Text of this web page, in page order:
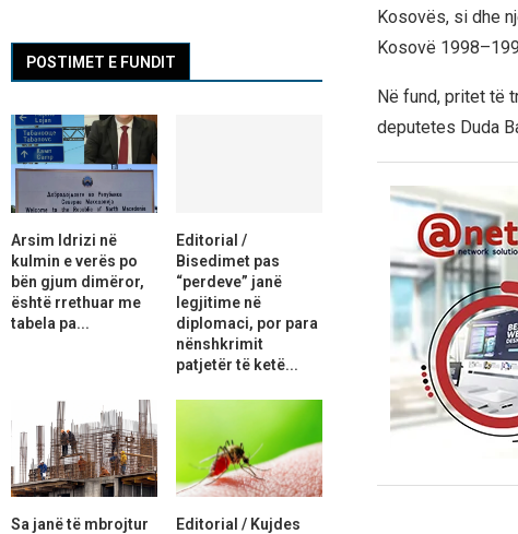
Kosovës, si dhe
Kosovë
Në fund, pritet të
deputetes Duda
POSTIMET E FUNDIT
Arsim Idrizi në
kulmin e verës po
bën gjum dimëror,
është rrethuar me
tabela pa...
Editorial /
Bisedimet pas
“perdeve” janë
legjitime në
diplomaci, por para
nënshkrimit
patjetër të ketë...
Sa janë të mbrojtur
Editorial / Kujdes